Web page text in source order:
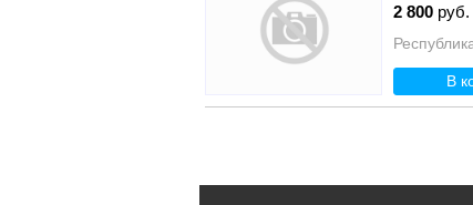
2 800 руб.
В